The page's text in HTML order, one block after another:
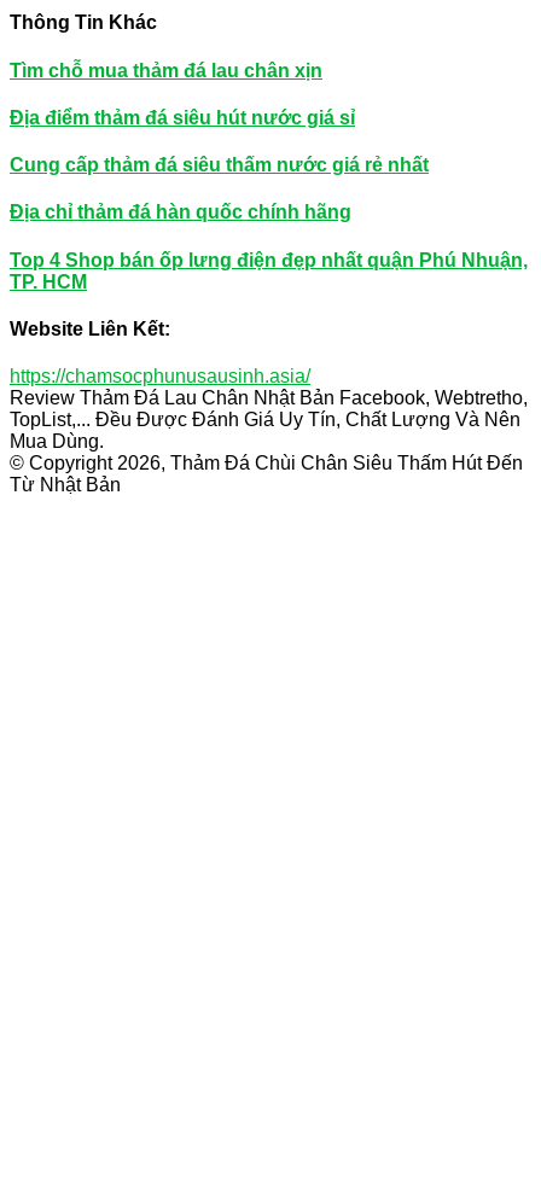
Thông Tin Khác
Tìm chỗ mua thảm đá lau chân xịn
Địa điểm thảm đá siêu hút nước giá sỉ
Cung cấp thảm đá siêu thấm nước giá rẻ nhất
Địa chỉ thảm đá hàn quốc chính hãng
Top 4 Shop bán ốp lưng điện đẹp nhất quận Phú Nhuận,
TP. HCM
Website Liên Kết:
https://chamsocphunusausinh.asia/
Review Thảm Đá Lau Chân Nhật Bản Facebook, Webtretho,
TopList,... Đều Được Đánh Giá Uy Tín, Chất Lượng Và Nên
Mua Dùng.
© Copyright 2026, Thảm Đá Chùi Chân Siêu Thấm Hút Đến
Từ Nhật Bản